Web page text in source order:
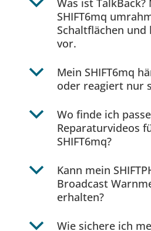
b
Was ist TalkBack?
SHIFT6mq
Schaltflächen und
vor.
b
Mein SHIFT6mq
oder reagiert nur
b
Wo finde ich
Reparaturvideos
SHIFT6mq?
b
Kann mein
Broadcast
erhalten?
b Wie sichere ich